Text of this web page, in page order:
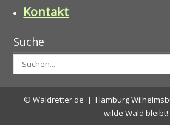
Kontakt
Suche
© Waldretter.de | Hamburg
wilde Wald bleibt!